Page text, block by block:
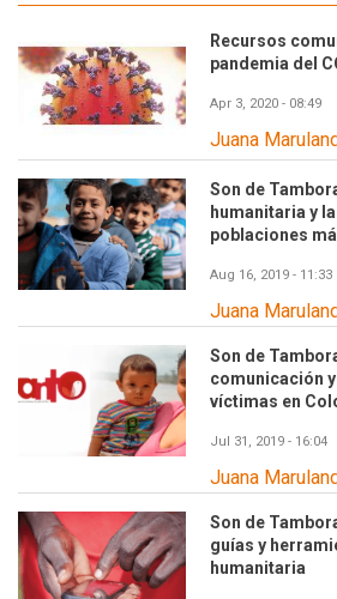
Recursos
pandemia del
Apr 3, 2020 - 08:49
Juana
Son de
humanitaria y
poblaciones
Aug 16, 2019 - 11:33
Juana
Son de
comunicación
víctimas en
Jul 31, 2019 - 16:04
Juana
Son de
guías y
humanitaria